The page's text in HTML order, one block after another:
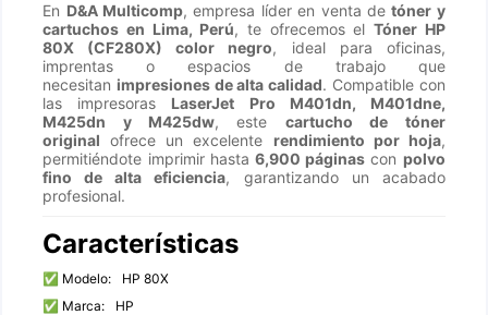
En D&A Multicomp, empresa líder en venta detóner y
cartuchos en Lima, Perú, te ofrecemos el Tóner HP
80X (CF280X) color negro, ideal para oficinas,
imprentas o espacios de trabajo que
necesitanimpresiones de alta calidad. Compatible con
las impresoras LaserJet Pro M401dn, M401dne,
M425dn y M425dw, este cartucho de tóner
original ofrece un excelente rendimiento por hoja,
permitiéndote imprimir hasta 6,900 páginas con polvo
fino de alta eficiencia, garantizando un acabado
profesional.
Características
✅ Modelo:
HP 80X
✅ Marca:
HP